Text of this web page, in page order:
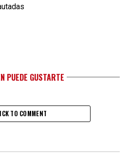
PUEDE GUSTARTE
TO COMMENT